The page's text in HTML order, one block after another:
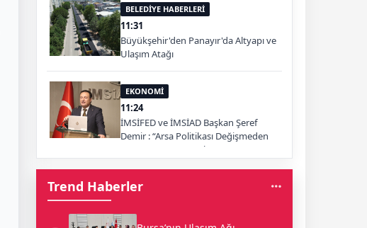
BELEDİYE HABERLERİ
11:31
Büyükşehir'den Panayır'da Altyapı ve
Ulaşım Atağı
EKONOMİ
11:24
İMSİFED ve İMSİAD Başkan Şeref
Demir : “Arsa Politikası Değişmeden
Konut Sorunu Çözülmez ”
Trend Haberler